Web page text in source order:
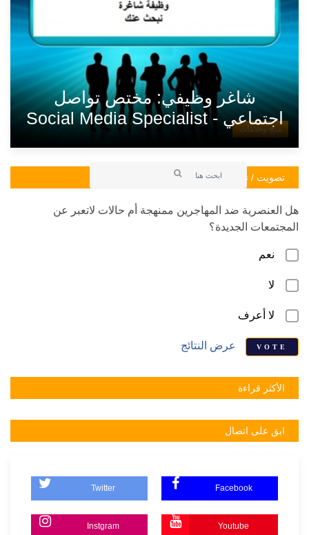
منح وخدمات
شاغر وظيفي: مختص تواصل
اجتماعي - Social Media Specialist
تصويت / تصويت
هل العنصرية ضد المهاجرين ممنهجة أم حالات لاتعبر عن
المجتمعات الجديدة؟
نعم
لا
لا أعرف
VOTE عرض النتائج
الأكثر قراءة
ابق على اتصال
Twitter Facebook
Instgram Youtube